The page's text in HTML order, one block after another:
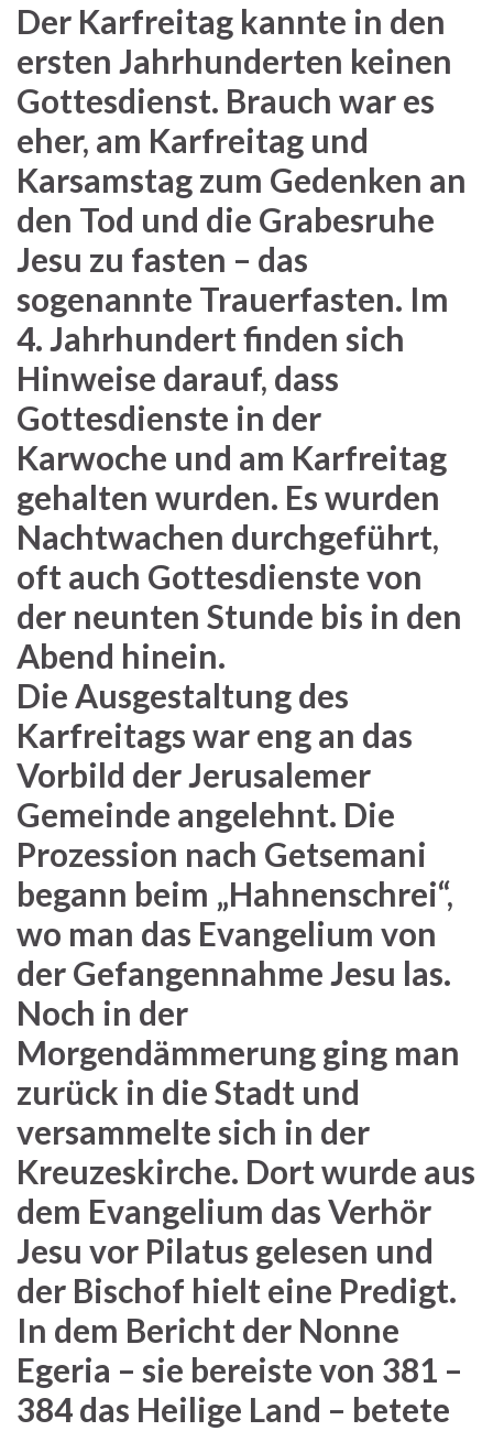
Der Karfreitag kannte in den
ersten Jahrhunderten keinen
Gottesdienst. Brauch war es
eher, am Karfreitag und
Karsamstag zum Gedenken an
den Tod und die Grabesruhe
Jesu zu fasten – das
sogenannte Trauerfasten. Im
4. Jahrhundert finden sich
Hinweise darauf, dass
Gottesdienste in der
Karwoche und am Karfreitag
gehalten wurden. Es wurden
Nachtwachen durchgeführt,
oft auch Gottesdienste von
der neunten Stunde bis in den
Abend hinein.
Die Ausgestaltung des
Karfreitags war eng an das
Vorbild der Jerusalemer
Gemeinde angelehnt. Die
Prozession nach Getsemani
begann beim „Hahnenschrei“,
wo man das Evangelium von
der Gefangennahme Jesu las.
Noch in der
Morgendämmerung ging man
zurück in die Stadt und
versammelte sich in der
Kreuzeskirche. Dort wurde aus
dem Evangelium das Verhör
Jesu vor Pilatus gelesen und
der Bischof hielt eine Predigt.
In dem Bericht der Nonne
Egeria – sie bereiste von 381 –
384 das Heilige Land – betete